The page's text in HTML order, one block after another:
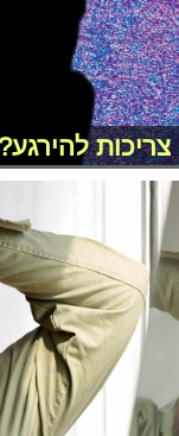
צריכות